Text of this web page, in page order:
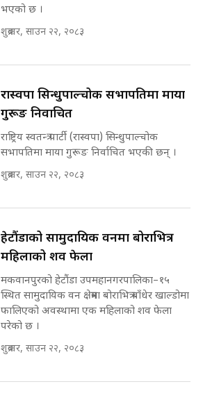
भनिन्–साथ दिनुहोस्, दबाब होइन ||
रसुवाकाे भाङ्गे झरना | Bhange
Waterfall of Rasuwa ||
SIDHAKURA ||
किन भइरहेछ ढिलाइ ?The Ring Road
SIDHAKURA |
पटकपटक भावुक बने गृहमन्त्री सुदन
गुरुङ, भक्कानिए सांसदहरू ||
SIDHAKURA ||
INVESTIGATION
घुसको डिल || Raj Kumar Gupta ||
घुसको डिल गर्ने मन्त्रीकाे राजिनामा,
भूमिसुधार मन्त्रीलाई जोगाइदै ! ||
७८ लाख घुस खाने मन्त्री ! जोगाउने
प्रधानमन्त्री ? || SIDHAKURA ||
SIDHAKURA INVESTIGATION
मन्त्री र पूर्व मन्त्रीको ७८ लाख घुस डिलको
अडियो | FULL AUDIO |
SIDHAKURA |
भएको छ ।
शुक्रबार, साउन २२, २०८३
रास्वपा सिन्धुपाल्चोक सभापतिमा माया
गुरूङ निर्वाचित
राष्ट्रिय स्वतन्त्र पार्टी (रास्वपा) सिन्धुपाल्चोक
सभापतिमा माया गुरूङ निर्वाचित भएकी छन् ।
शुक्रबार, साउन २२, २०८३
हेटौंडाको सामुदायिक वनमा बोराभित्र
महिलाको शव फेला
मकवानपुरको हेटौंडा उपमहानगरपालिका–१५
स्थित सामुदायिक वन क्षेत्रमा बोराभित्र बाँधेर खाल्डोमा
फालिएको अवस्थामा एक महिलाको शव फेला
परेको छ ।
शुक्रबार, साउन २२, २०८३